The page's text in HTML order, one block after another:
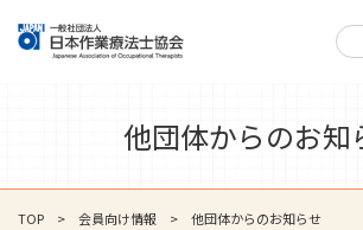
他団体からのお知
TOP 会員向け情報 他団体からのお知らせ